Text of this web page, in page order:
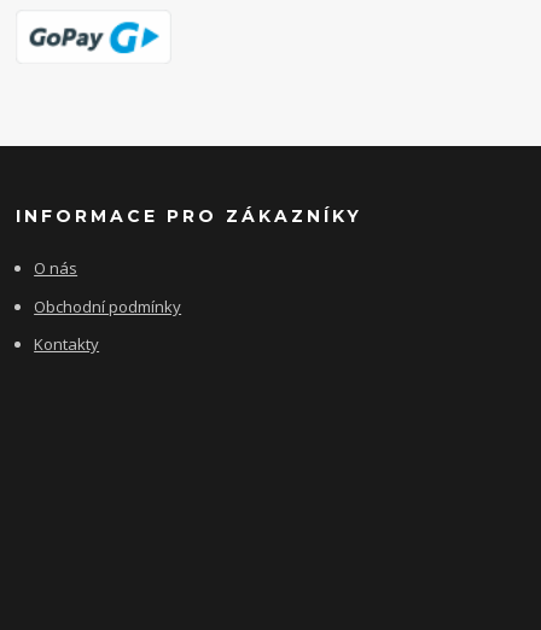
INFORMACE PRO ZÁKAZNÍKY
O nás
Obchodní podmínky
Kontakty